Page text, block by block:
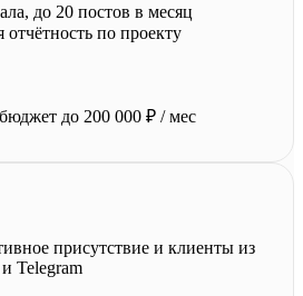
до 20 постов в месяц
отчётность по проекту
до 200 000 ₽ / мес
присутствие и клиенты из
Telegram